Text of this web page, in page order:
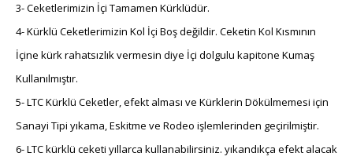
3- Ceketlerimizin İçi Tamamen Kürklüdür.
4- Kürklü Ceketlerimizin Kol İçi Boş değildir. Ceketin Kol Kısmının
İçine kürk rahatsızlık vermesin diye İçi dolgulu kapitone Kumaş
Kullanılmıştır.
5- LTC Kürklü Ceketler, efekt alması ve Kürklerin Dökülmemesi için
Sanayi Tipi yıkama, Eskitme ve Rodeo işlemlerinden geçirilmiştir.
6- LTC kürklü ceketi yıllarca kullanabilirsiniz. yıkandıkça efekt alacak